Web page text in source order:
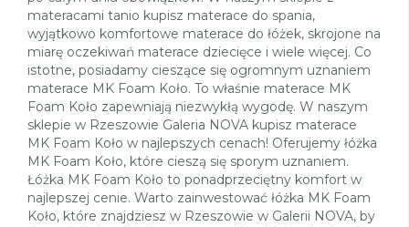
materacami tanio kupisz materace do spania,
wyjątkowo komfortowe materace do łóżek, skrojone na
miarę oczekiwań materace dziecięce i wiele więcej. Co
istotne, posiadamy cieszące się ogromnym uznaniem
materace MK Foam Koło. To właśnie materace MK
Foam Koło zapewniają niezwykłą wygodę. W naszym
sklepie w Rzeszowie Galeria NOVA kupisz materace
MK Foam Koło w najlepszych cenach! Oferujemy łóżka
MK Foam Koło, które cieszą się sporym uznaniem.
Łóżka MK Foam Koło to ponadprzeciętny komfort w
najlepszej cenie. Warto zainwestować łóżka MK Foam
Koło, które znajdziesz w Rzeszowie w Galerii NOVA, by